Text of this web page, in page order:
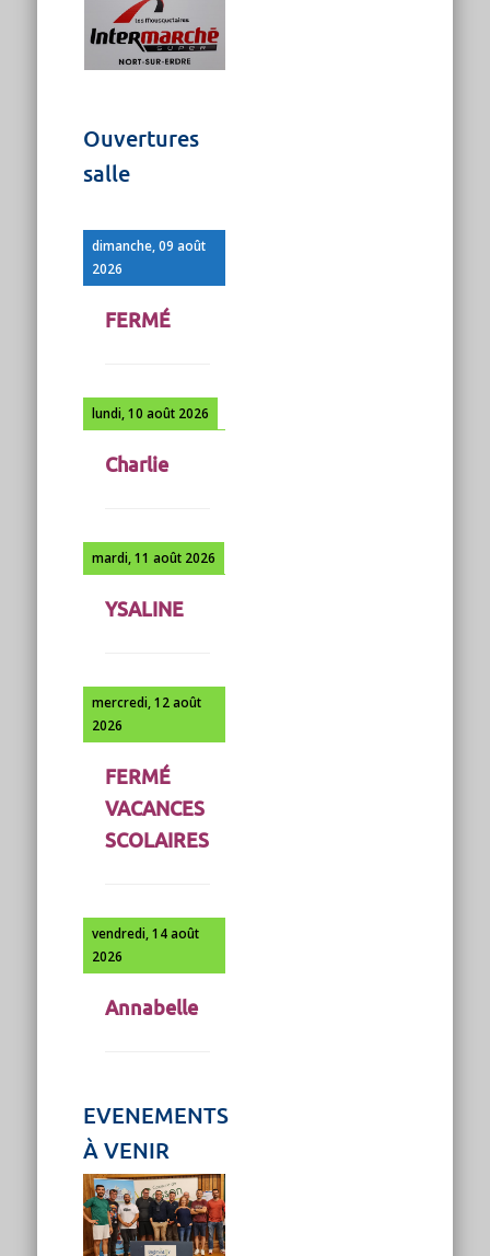
Ouvertures
salle
dimanche, 09 août
2026
FERMÉ
lundi, 10 août 2026
Charlie
mardi, 11 août 2026
YSALINE
mercredi, 12 août
2026
FERMÉ
VACANCES
SCOLAIRES
vendredi, 14 août
2026
Annabelle
EVENEMENTS
À VENIR